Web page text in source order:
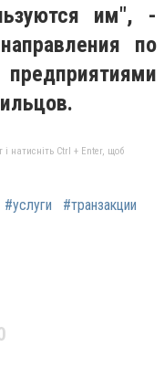
им", -
по
натисніть Ctrl + Enter, щоб
#услуги
#транзакции